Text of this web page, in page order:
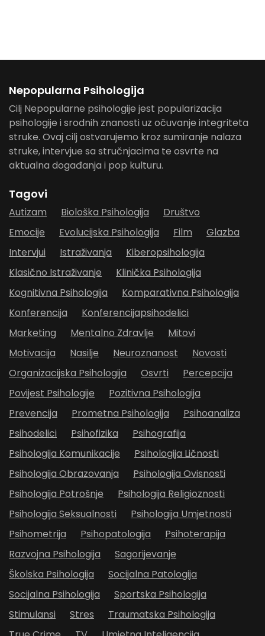
Nepopularna Psihologija
Cilj Nepopularne psihologije jest popularizacija
psihologije i srodnih znanosti uz očuvanje integriteta
struke. Ovaj cilj ostvarujemo kroz sumiranje nalaza
struke, intervjue sa stručnjacima te osvrte na
aktualna događanja i pop kulturu.
Tagovi
Autizam Biološka Psihologija
Društvo
Emocije
Evolucijska Psihologija Film
Glazba
Intervjui
Istraživanja
Kiberopsihologija
Klasično Istraživanje
Klinička Psihologija
Kognitivna Psihologija
Komparativna Psihologija
Konferencija
Konferencijapsihodelici
Marketing
Mentalno Zdravlje
Mitovi
Motivacija
Nasilje Neuroznanost
Novosti
Organizacijska Psihologija
Osvrti
Percepcija
Povijest Psihologije
Pozitivna Psihologija
Prevencija
Prometna Psihologija
Psihoanaliza
Psihodelici
Psihofizika
Psihografija
Psihologija Komunikacije
Psihologija Ličnosti
Psihologija Obrazovanja
Psihologija Ovisnosti
Psihologija Potrošnje
Psihologija Religioznosti
Psihologija Seksualnosti
Psihologija Umjetnosti
Psihometrija
Psihopatologija
Psihoterapija
Razvojna Psihologija
Sagorijevanje
Školska Psihologija
Socijalna Patologija
Socijalna Psihologija
Sportska Psihologija
Stimulansi
Stres
Traumatska Psihologija